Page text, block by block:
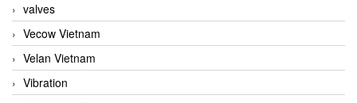
valves
Vecow Vietnam
Velan Vietnam
Vibration